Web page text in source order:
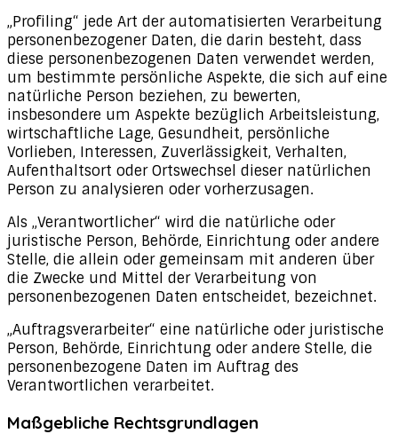
„Profiling“ jede Art der automatisierten Verarbeitung
personenbezogener Daten, die darin besteht, dass
diese personenbezogenen Daten verwendet werden,
um bestimmte persönliche Aspekte, die sich auf eine
natürliche Person beziehen, zu bewerten,
insbesondere um Aspekte bezüglich Arbeitsleistung,
wirtschaftliche Lage, Gesundheit, persönliche
Vorlieben, Interessen, Zuverlässigkeit, Verhalten,
Aufenthaltsort oder Ortswechsel dieser natürlichen
Person zu analysieren oder vorherzusagen.
Als „Verantwortlicher“ wird die natürliche oder
juristische Person, Behörde, Einrichtung oder andere
Stelle, die allein oder gemeinsam mit anderen über
die Zwecke und Mittel der Verarbeitung von
personenbezogenen Daten entscheidet, bezeichnet.
„Auftragsverarbeiter“ eine natürliche oder juristische
Person, Behörde, Einrichtung oder andere Stelle, die
personenbezogene Daten im Auftrag des
Verantwortlichen verarbeitet.
Maßgebliche Rechtsgrundlagen